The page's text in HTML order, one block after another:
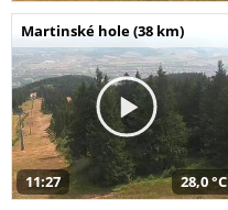
Martinské hole (38 km)
11:27 28,0 °C